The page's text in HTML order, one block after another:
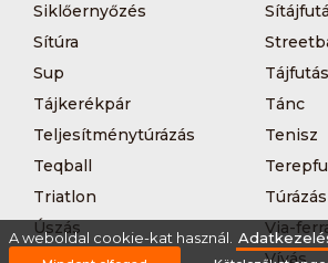
Siklőernyőzés
Sítúra
Sup
Tájfutás
Tájkerékpár
Tánc
Teljesítménytúrázás
Tenisz
Teqball
Triatlon
Túrázás
Úszás
Via-
Vitorlázás
Vívás
A weboldal cookie-kat használ.